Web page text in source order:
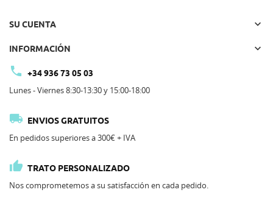
SU CUENTA 
INFORMACIÓN 
 +34 936 73 05 03
Lunes - Viernes 8:30-13:30 y 15:00-18:00
 ENVIOS GRATUITOS
En pedidos superiores a 300€ + IVA
 TRATO PERSONALIZADO
Nos comprometemos a su satisfacción en cada pedido.